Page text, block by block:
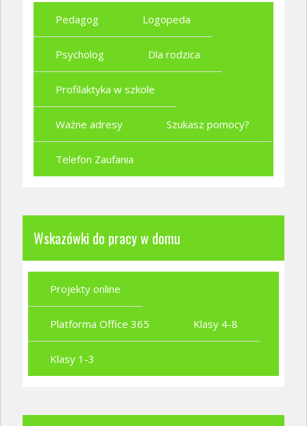
Pedagog Logopeda
Psycholog Dla rodzica
Profilaktyka w szkole
Ważne adresy Szukasz pomocy?
Telefon Zaufania
Wskazówki do pracy w domu
Projekty online
Platforma Office 365 Klasy 4-8
Klasy 1-3